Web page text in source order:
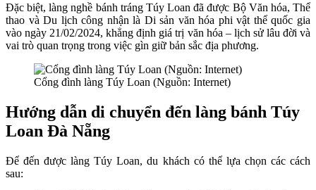
Đặc biệt, làng nghề bánh tráng Túy Loan đã được Bộ Văn hóa, Thể
thao và Du lịch công nhận là Di sản văn hóa phi vật thể quốc gia
vào ngày 21/02/2024, khẳng định giá trị văn hóa – lịch sử lâu đời và
vai trò quan trọng trong việc gìn giữ bản sắc địa phương.
Cổng đình làng Túy Loan (Nguồn: Internet)
Hướng dẫn di chuyển đến làng bánh Túy
Loan Đà Nẵng
Để đến được làng Túy Loan, du khách có thể lựa chọn các cách
sau: